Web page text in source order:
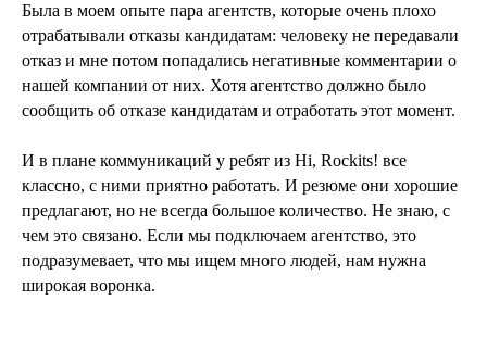
Была в моем опыте пара агентств, которые очень плохо
отрабатывали отказы кандидатам: человеку не передавали
отказ и мне потом попадались негативные комментарии о
нашей компании от них. Хотя агентство должно было
сообщить об отказе кандидатам и отработать этот момент.
И в плане коммуникаций у ребят из Hi, Rockits! все
классно, с ними приятно работать. И резюме они хорошие
предлагают, но не всегда большое количество. Не знаю, с
чем это связано. Если мы подключаем агентство, это
подразумевает, что мы ищем много людей, нам нужна
широкая воронка.